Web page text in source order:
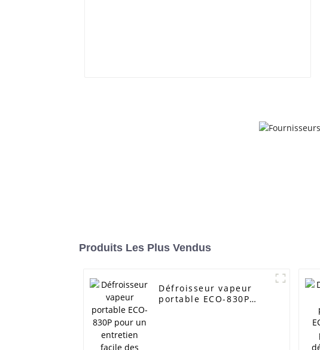
Produits Les Plus Vendus
Défroisseur vapeur
portable ECO-830P